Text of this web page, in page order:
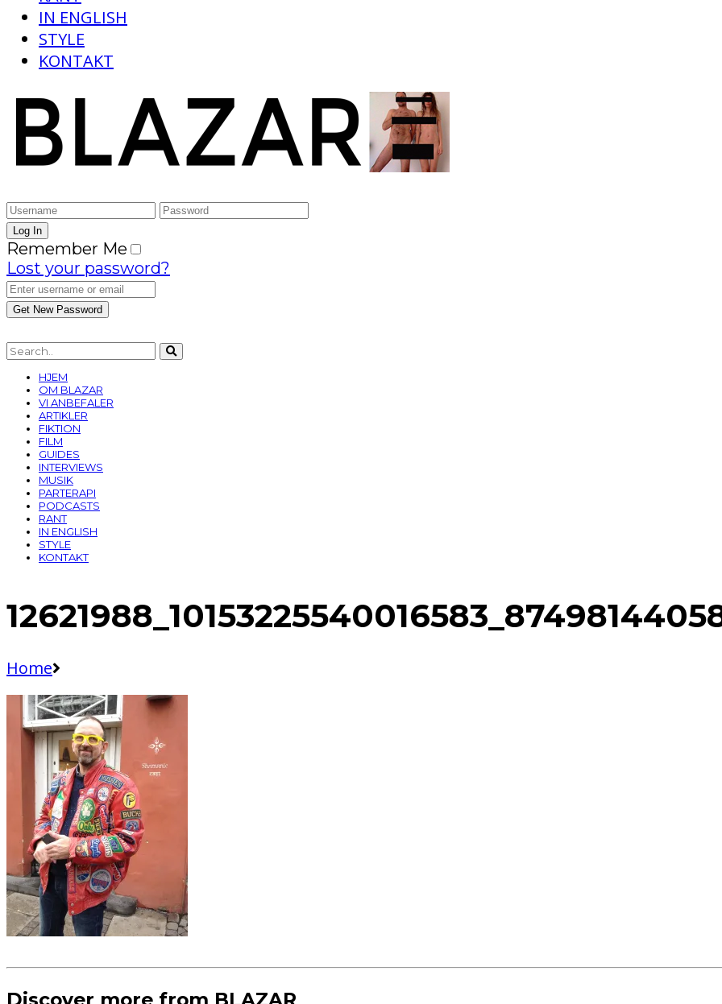
IN ENGLISH
STYLE
KONTAKT
Remember Me
Lost your password?
HJEM
OM BLAZAR
VI ANBEFALER
ARTIKLER
FIKTION
FILM
GUIDES
INTERVIEWS
MUSIK
PARTERAPI
PODCASTS
RANT
IN ENGLISH
STYLE
KONTAKT
Home
Discover more from BLAZAR